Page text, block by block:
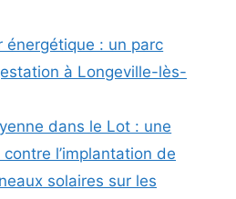
énergétique : un parc
à Longeville-lès-
dans le Lot : une
l’implantation de
solaires sur les